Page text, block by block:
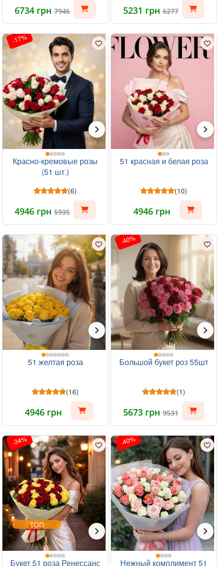
6734 грн7946 5231 грн6277
-17%
Красно-кремовые розы
(51 шт.)
(6)
4946 грн5935
51 красная и белая роза
(10)
4946 грн
51 желтая роза
(16)
4946 грн
-40%
Большой букет роз 55шт
(1)
5673 грн9531
-34%
ТОП
Букет 51 роза Ренессанс
-40%
Нежный комплимент 51